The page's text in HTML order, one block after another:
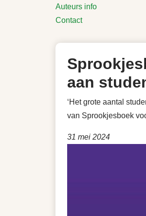
Auteurs info
Contact
aan
‘Het grote aantal
van Sprookjesboek
31 mei 2024